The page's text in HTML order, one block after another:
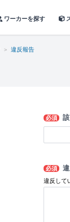
ワーカーを探す
違反報告
必須
必須
違反して